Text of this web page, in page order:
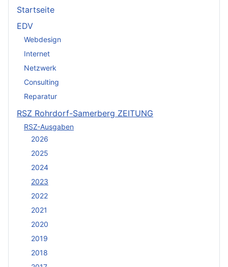
Startseite
EDV
Webdesign
Internet
Netzwerk
Consulting
Reparatur
RSZ Rohrdorf-Samerberg ZEITUNG
RSZ-Ausgaben
2026
2025
2024
2023
2022
2021
2020
2019
2018